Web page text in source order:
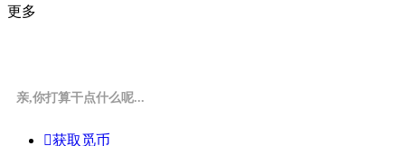
更多
亲,你打算干点什么呢...
获取觅币